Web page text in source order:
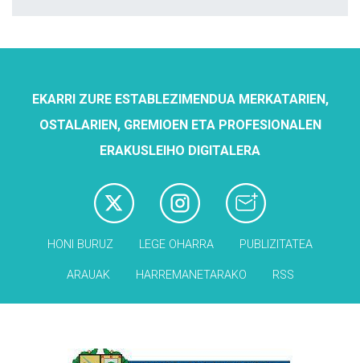
EKARRI ZURE ESTABLEZIMENDUA MERKATARIEN,
OSTALARIEN, GREMIOEN ETA PROFESIONALEN
ERAKUSLEIHO DIGITALERA
HONI BURUZ LEGE OHARRA PUBLIZITATEA
ARAUAK HARREMANETARAKO RSS